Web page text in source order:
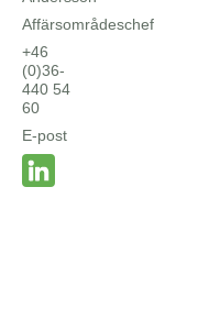
Affärsområdeschef
+46
(0)36-
440 54
60
E-post